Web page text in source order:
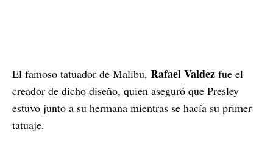
El famoso tatuador de Malibu, Rafael Valdez fue el
creador de dicho diseño, quien aseguró que Presley
estuvo junto a su hermana mientras se hacía su primer
tatuaje.